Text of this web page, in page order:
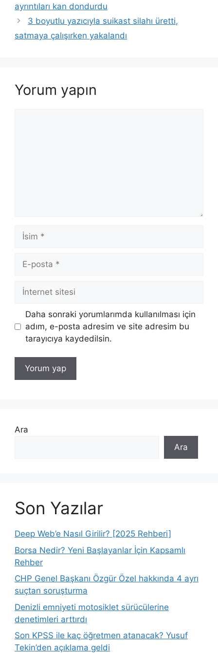
ayrıntıları kan dondurdu
3 boyutlu yazıcıyla suikast silahı üretti,
satmaya çalışırken yakalandı
Yorum yapın
İsim
posta
İnternet
sitesi
Daha sonraki yorumlarımda kullanılması için
adım, e-posta adresim ve site adresim bu
tarayıcıya kaydedilsin.
Ara
Ara
Son Yazılar
Deep Web’e Nasıl Girilir? [2025 Rehberi]
Borsa Nedir? Yeni Başlayanlar İçin Kapsamlı
Rehber
CHP Genel Başkanı Özgür Özel hakkında 4 ayrı
suçtan soruşturma
Denizli emniyeti motosiklet sürücülerine
denetimleri arttırdı
Son KPSS ile kaç öğretmen atanacak? Yusuf
Tekin’den açıklama geldi